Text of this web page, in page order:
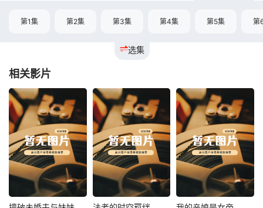
选集
第1集 第2集 第3集 第4集 第5集 第
相关影片